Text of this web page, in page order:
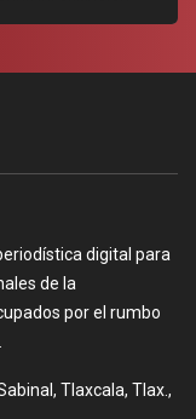
digital para
de la
por el rumbo
Tlaxcala, Tlax.,